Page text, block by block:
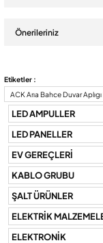
Önerileriniz
Bu ürünün fiyat
konularda yetersiz
tarafımıza
Görüş ve önerileriniz
Ürün resmi
Ürün
Ürün bilgilerinde
Ürün fiyatı diğer
Bu ürüne benzer
Etiketler :
ACK Arıa Bahce Duvar
LED AMPULLER
LED PANELLER
EV GEREÇLERİ
KABLO GRUBU
ŞALT ÜRÜNLER
ELEKTRİK
ELEKTRONİK